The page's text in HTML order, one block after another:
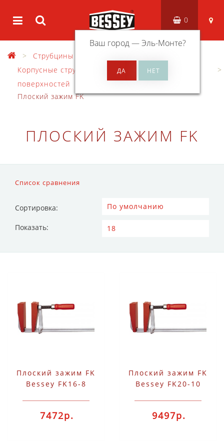
Ваш город —Эль-Монте?
0
Струбцины
Корпусные струбцины и зажимы для скрепления
поверхностей
Плоский зажим FK
ПЛОСКИЙ ЗАЖИМ FK
Список сравнения
Сортировка:
Показать:
Плоский зажим FK
Bessey FK16-8
7472р.
Плоский зажим FK
Bessey FK20-10
9497р.